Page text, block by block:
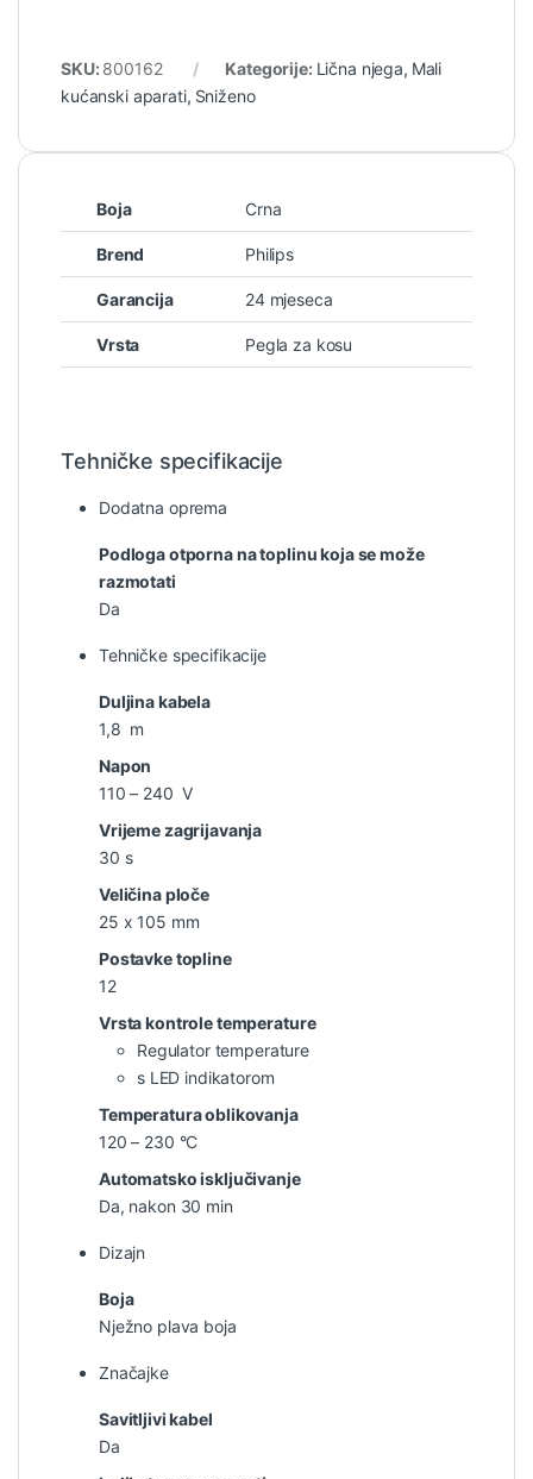
SKU: 800162 Kategorije: Lična njega, Mali
kućanski aparati, Sniženo
Boja Crna
Brend Philips
Garancija 24 mjeseca
Vrsta Pegla za kosu
Tehničke specifikacije
Dodatna oprema
Podloga otporna na toplinu koja se može
razmotati
Da
Tehničke specifikacije
Duljina kabela
1,8 m
Napon
110 – 240 V
Vrijeme zagrijavanja
30 s
Veličina ploče
25 x 105 mm
Postavke topline
12
Vrsta kontrole temperature
Regulator temperature
s LED indikatorom
Temperatura oblikovanja
120 – 230 °C
Automatsko isključivanje
Da, nakon 30 min
Dizajn
Boja
Nježno plava boja
Značajke
Savitljivi kabel
Da